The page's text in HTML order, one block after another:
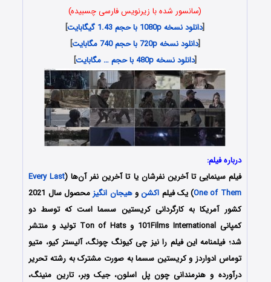
(سانسور شده با زیرنویس فارسی چسبیده)
[دانلود نسخه 1080p با حجم 1.43 گیگابایت
]
[دانلود نسخه 720p با حجم 740 مگابایت
]
[دانلود نسخه 480p با حجم … مگابایت ]
درباره فیلم:
فیلم سینمایی تا آخرین نفرشان یا تا آخرین نفر آن‌ها (Every Last
One of Them) یک فیلم اکشنوهیجان انگیز
محصول سال 2021
کشور آمریکا به کارگردانی کریستین سسما است که توسط دو
کمپانی 101Films International و Ton of Hats تولید و منتشر
شد؛ فیلمنامه این فیلم را نیز چی کیونگ چونگ، آلیستر کیو، متیو
توماس ادواردز و کریستین سسما به صورت مشترک به رشته تحریر
درآورده و هنرمندانی چون پل اسلون، جیک وبر، تارین منینگ،